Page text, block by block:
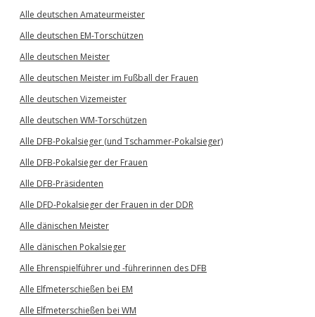
Alle deutschen Amateurmeister
Alle deutschen EM-Torschützen
Alle deutschen Meister
Alle deutschen Meister im Fußball der Frauen
Alle deutschen Vizemeister
Alle deutschen WM-Torschützen
Alle DFB-Pokalsieger (und Tschammer-Pokalsieger)
Alle DFB-Pokalsieger der Frauen
Alle DFB-Präsidenten
Alle DFD-Pokalsieger der Frauen in der DDR
Alle dänischen Meister
Alle dänischen Pokalsieger
Alle Ehrenspielführer und -führerinnen des DFB
Alle Elfmeterschießen bei EM
Alle Elfmeterschießen bei WM